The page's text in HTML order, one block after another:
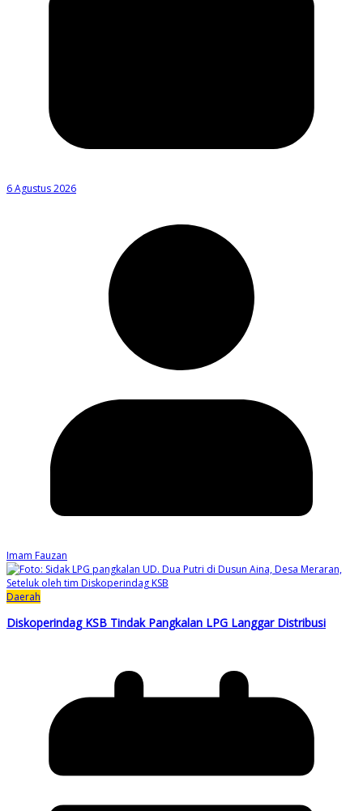
6 Agustus 2026
Imam Fauzan
Daerah
Diskoperindag KSB Tindak Pangkalan LPG Langgar Distribusi